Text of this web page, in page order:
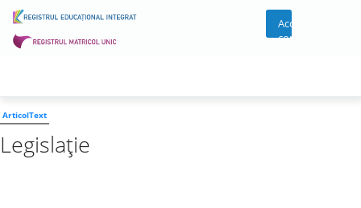
Acces
cont
ArticolText
Legislaţie